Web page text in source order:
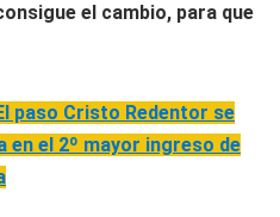
el cambio, para que
paso Cristo Redentor se
en el 2º mayor ingreso de